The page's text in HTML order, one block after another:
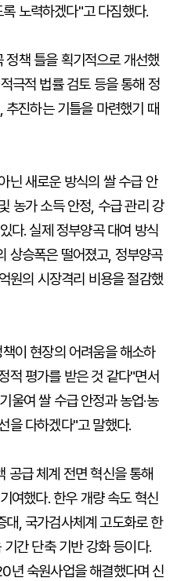
노력하겠다"고 다짐했다.
책 틀을 획기적으로 개선했
극적 법률 검토 등을 통해 정
진하는 기틀을 마련했기 때
닌 새로운 방식의 쌀 수급 안
농가 소득 안정, 수급 관리 강
다. 실제 정부양곡 대여 방식
상승폭은 떨어졌고, 정부양곡
의 시장격리 비용을 절감했
이 현장의 어려움을 해소하
적 평가를 받은 것 같다"면서
울여 쌀 수급 안정과 농업·농
을 다하겠다"고 말했다.
공급 체계 전면 혁신을 통해
여했다. 한우 개량 속도 혁신
대, 국가검사체계 고도화로 한
간 단축 기반 강화 등이다.
년 숙원사업을 해결했다며 신